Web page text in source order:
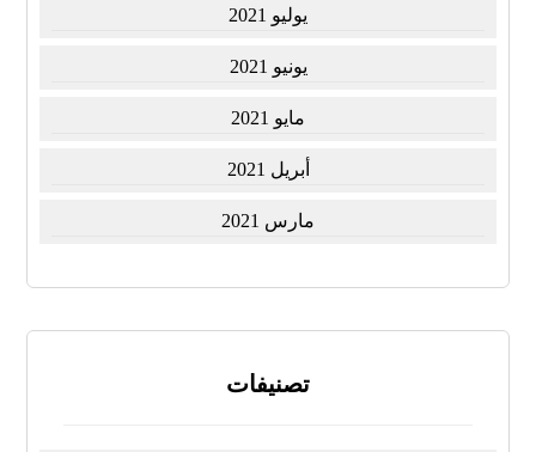
يوليو 2021
يونيو 2021
مايو 2021
أبريل 2021
مارس 2021
تصنيفات